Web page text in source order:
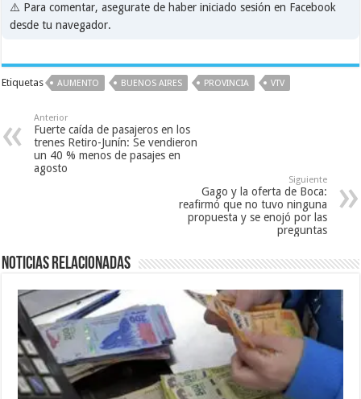
⚠️ Para comentar, asegurate de haber iniciado sesión en Facebook
desde tu navegador.
Etiquetas AUMENTO BUENOS AIRES PROVINCIA VTV
Anterior
Fuerte caída de pasajeros en los
trenes Retiro-Junín: Se vendieron
un 40 % menos de pasajes en
agosto
Siguiente
Gago y la oferta de Boca:
reafirmó que no tuvo ninguna
propuesta y se enojó por las
preguntas
Noticias relacionadas